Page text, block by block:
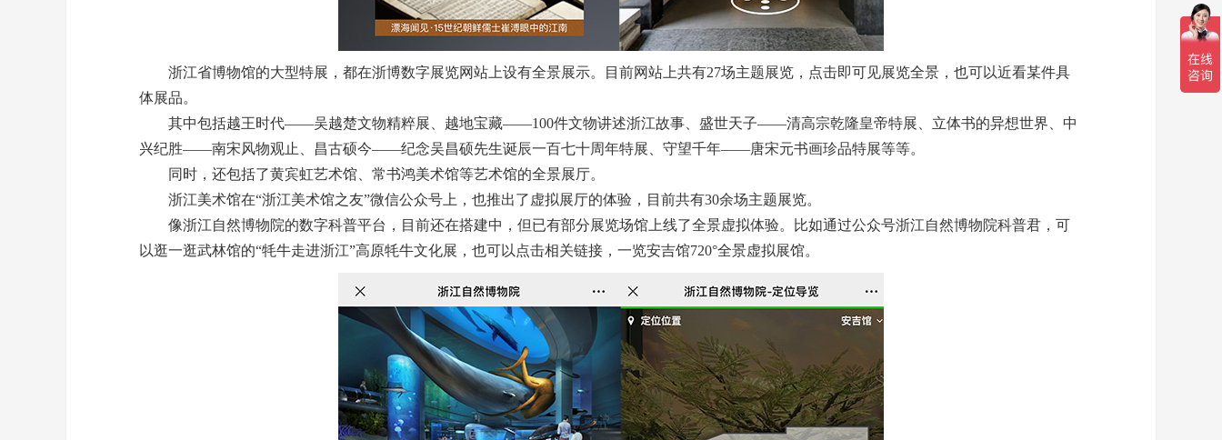
浙江省博物馆的大型特展，都在浙博数字展览网站上设有全景展示。目前网站上共有27场主题展览，点击即可见展览全景，也可以近看某件具
体展品。
其中包括越王时代——吴越楚文物精粹展、越地宝藏——100件文物讲述浙江故事、盛世天子——清高宗乾隆皇帝特展、立体书的异想世界、中
兴纪胜——南宋风物观止、昌古硕今——纪念吴昌硕先生诞辰一百七十周年特展、守望千年——唐宋元书画珍品特展等等。
同时，还包括了黄宾虹艺术馆、常书鸿美术馆等艺术馆的全景展厅。
浙江美术馆在“浙江美术馆之友”微信公众号上，也推出了虚拟展厅的体验，目前共有30余场主题展览。
像浙江自然博物院的数字科普平台，目前还在搭建中，但已有部分展览场馆上线了全景虚拟体验。比如通过公众号浙江自然博物院科普君，可
以逛一逛武林馆的“牦牛走进浙江”高原牦牛文化展，也可以点击相关链接，一览安吉馆720°全景虚拟展馆。